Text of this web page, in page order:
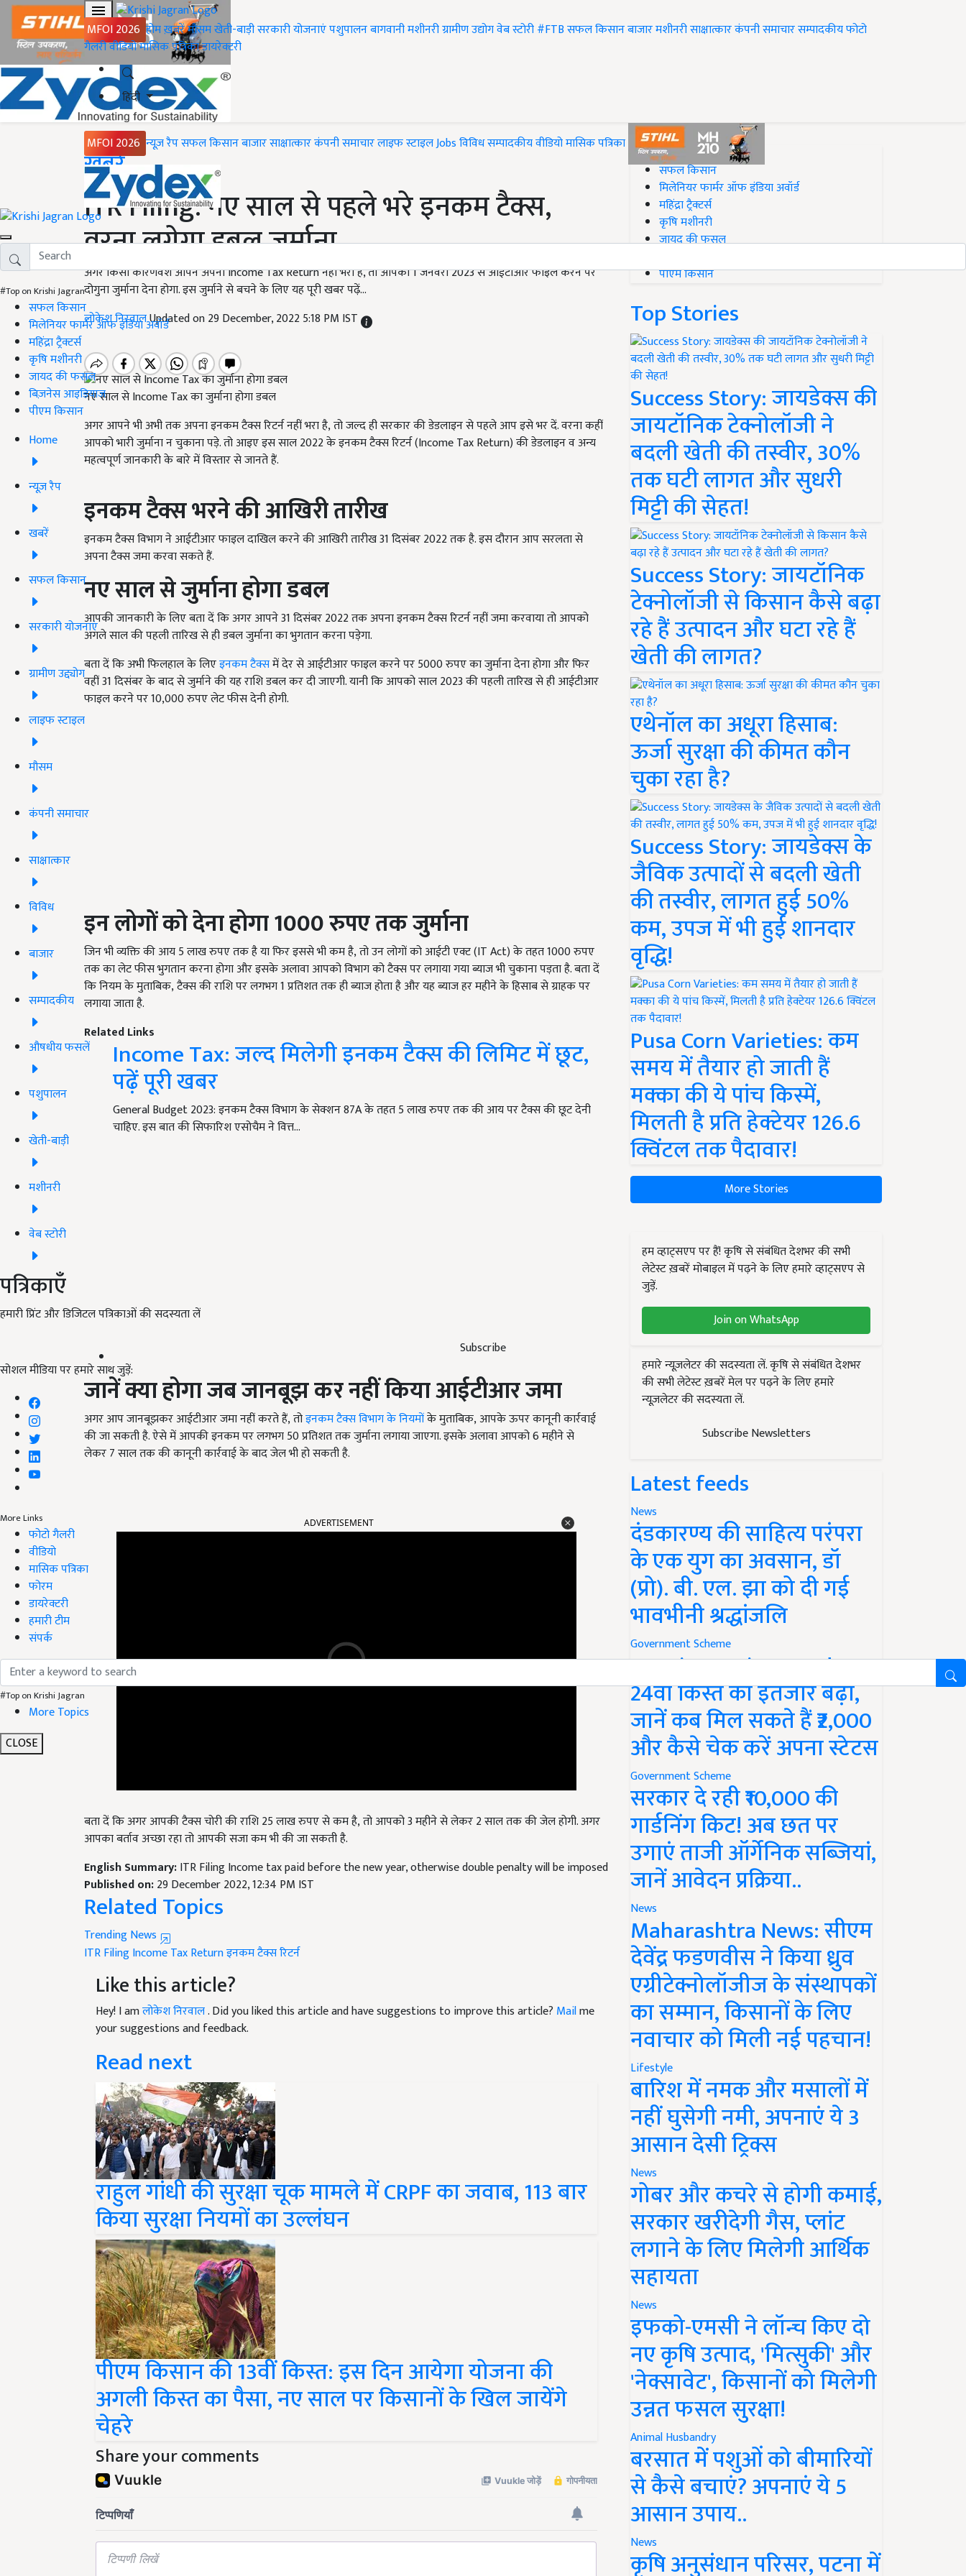
MFOI 2026 होमख़बरेंमौसमखेती-बाड़ीसरकारी योजनाएंपशुपालनबागवानीमशीनरीग्रामीण उद्योगवेब स्टोरी#FTBसफल किसानबाजारमशीनरीसाक्षात्कारकंपनी समाचारसम्पादकीयफोटो
गैलरीवीडियोमासिक पत्रिकाडायरेक्टरी
हिंदी
MFOI 2026 न्यूज़ रैपसफल किसानबाजारसाक्षात्कारकंपनी समाचारलाइफ स्टाइलJobsविविधसम्पादकीयवीडियोमासिक पत्रिका
#Top on Krishi Jagran
सफल किसान
मिलेनियर फार्मर ऑफ इंडिया अवॉर्ड
महिंद्रा ट्रैक्टर्स
कृषि मशीनरी
जायद की फसल
बिज़नेस आइडियाज
पीएम किसान
Home
न्यूज़ रैप
खबरें
सफल किसान
सरकारी योजनाएं
ग्रामीण उद्द्योग
लाइफ स्टाइल
मौसम
कंपनी समाचार
साक्षात्कार
विविध
बाजार
सम्पादकीय
औषधीय फसलें
पशुपालन
खेती-बाड़ी
मशीनरी
वेब स्टोरी
पत्रिकाएँ
हमारी प्रिंट और डिजिटल पत्रिकाओं की सदस्यता लें
Subscribe
सोशल मीडिया पर हमारे साथ जुड़ें:
More Links
फोटो गैलरी
वीडियो
मासिक पत्रिका
फोरम
डायरेक्टरी
हमारी टीम
संपर्क
#Top on Krishi Jagran
More Topics
CLOSE
Home
ख़बरें
ITR Filing: नए साल से पहले भरे इनकम टैक्स,
वरना लगेगा डबल जुर्माना
अगर किसी कारणवश आपने अपना Income Tax Return नहीं भरा है, तो आपको 1 जनवरी 2023 से आईटीआर फाइल करने पर
दोगुना जुर्माना देना होगा. इस जुर्माने से बचने के लिए यह पूरी खबर पढ़ें…
लोकेश निरवालUpdated on 29 December, 2022 5:18 PM IST
नए साल से Income Tax का जुर्माना होगा डबल
अगर आपने भी अभी तक अपना इनकम टैक्स रिटर्न नहीं भरा है, तो जल्द ही सरकार की डेडलाइन से पहले आप इसे भर दें. वरना कहीं
आपको भारी जुर्माना न चुकाना पड़े. तो आइए इस साल 2022के इनकम टैक्स रिटर्न (Income Tax Return) की डेडलाइन व अन्य
महत्वपूर्ण जानकारी के बारे में विस्तार से जानते हैं.
इनकम टैक्स भरने की आखिरी तारीख
इनकम टैक्स विभाग ने आईटीआर फाइल दाखिल करने की आखिरी तारीख 31दिसंबर2022तक है. इस दौरान आप सरलता से
अपना टैक्स जमा करवा सकते हैं.
नए साल से जुर्माना होगा डबल
आपकी जानकारी के लिए बता दें कि अगर आपने 31दिसंबर2022तक अपना इनकम टैक्स रिटर्न नहीं जमा करवाया तो आपको
अगले साल की पहली तारिख से ही डबल जुर्माना का भुगतान करना पड़ेगा.
बता दें कि अभी फिलहाल के लिएइनकम टैक्समें देर से आईटीआर फाइल करने पर 5000 रुपए का जुर्माना देना होगा और फिर
वहीं 31 दिसंबर के बाद से जुर्माने की यह राशि डबल कर दी जाएगी. यानी कि आपको साल 2023 की पहली तारिख से ही आईटीआर
फाइल करने पर 10,000 रुपए लेट फीस देनी होगी.
इन लोगों को देना होगा1000रुपए तक जुर्माना
जिन भी व्यक्ति की आय 5लाख रुपए तक है या फिर इससे भी कम है, तो उन लोगों को आईटी एक्ट (IT Act) के तहत 1000रुपए
तक का लेट फीस भुगतान करना होगा और इसके अलावा आपको विभाग को टैक्स पर लगाया गया ब्याज भी चुकाना पड़ता है. बता दें
कि नियम के मुताबिक, टैक्स की राशि पर लगभग 1प्रतिशत तक ही ब्याज होता है और यह ब्याज हर महीने के हिसाब सेग्राहक पर
लगाया जाता है.
Related Links
Income Tax: जल्द मिलेगी इनकम टैक्स की लिमिट में छूट,
पढ़ें पूरी खबर
General Budget 2023: इनकम टैक्स विभाग के सेक्शन 87A के तहत 5 लाख रुपए तक की आय पर टैक्स की छूट देनी
चाहिए. इस बात की सिफारिश एसोचैम ने वित्त…
जानें क्या होगा जब जानबूझ कर नहीं किया आईटीआर जमा
अगर आप जानबूझकर आईटीआर जमा नहीं करते हैं, तोइनकम टैक्स विभाग के नियमोंके मुताबिक, आपके ऊपर कानूनी कार्रवाई
की जा सकती है. ऐसे में आपकी इनकम पर लगभग 50प्रतिशत तक जुर्माना लगाया जाएगा. इसके अलावा आपको6महीने से
लेकर7साल तक की कानूनी कार्रवाई के बाद जेल भी हो सकती है.
आपका बर्ताव अच्छा रहा तो आपकी सजा कम भी की जा सकती है.
Published on:29 December 2022, 12:34 PM IST
Related Topics
Trending News
ITR Filing Income Tax Return
Like this article?
Hey! I amलोकेश निरवाल. Did you liked this article and have suggestions to improve this article?
your suggestions and feedback.
Read next
राहुल गांधी की सुरक्षा चूक मामले में CRPF का जवाब, 113 बार
किया सुरक्षा नियमों का उल्लंघन
पीएम किसान की 13वीं किस्त: इस दिन आयेगा योजना की
अगली किस्त का पैसा, नए साल पर किसानों के खिल जायेंगे
चेहरे
Share your comments
#Top on Krishi Jagran
सफल किसान
मिलेनियर फार्मर ऑफ इंडिया अवॉर्ड
महिंद्रा ट्रैक्टर्स
कृषि मशीनरी
जायद की फसल
पीएम किसान
Top Stories
Success Story: जायडेक्स की
जायटॉनिक टेक्नोलॉजी ने
बदली खेती की तस्वीर, 30%
तक घटी लागत और सुधरी
मिट्टी की सेहत!
Success Story: जायटॉनिक
टेक्नोलॉजी से किसान कैसे बढ़ा
रहे हैं उत्पादन और घटा रहे हैं
खेती की लागत?
एथेनॉल का अधूरा हिसाब:
ऊर्जा सुरक्षा की कीमत कौन
चुका रहा है?
Success Story: जायडेक्स के
जैविक उत्पादों से बदली खेती
की तस्वीर, लागत हुई 50%
कम, उपज में भी हुई शानदार
वृद्धि!
Pusa Corn Varieties: कम
समय में तैयार हो जाती हैं
मक्का की ये पांच किस्में,
मिलती है प्रति हेक्टेयर 126.6
क्विंटल तक पैदावार!
More Stories
हम व्हाट्सएप पर हैं! कृषि से संबंधित देशभर की सभी
लेटेस्ट ख़बरें मोबाइल में पढ़ने के लिए हमारे व्हाट्सएप से
जुड़ें.
Join on WhatsApp
हमारे न्यूज़लेटर की सदस्यता लें. कृषि से संबंधित देशभर
की सभी लेटेस्ट ख़बरें मेल पर पढ़ने के लिए हमारे
न्यूज़लेटर की सदस्यता लें.
Subscribe Newsletters
Latest feeds
News
दंडकारण्य की साहित्य परंपरा
के एक युग का अवसान, डॉ
(प्रो). बी. एल. झा को दी गई
भावभीनी श्रद्धांजलि
Government Scheme
PM Kisan Yojana Update:
24वीं किस्त का इंतजार बढ़ा,
जानें कब मिल सकते हैं ₹2,000
और कैसे चेक करें अपना स्टेटस
Government Scheme
सरकार दे रही ₹10,000 की
गार्डनिंग किट! अब छत पर
उगाएं ताजी ऑर्गेनिक सब्जियां,
जानें आवेदन प्रक्रिया..
News
Maharashtra News: सीएम
देवेंद्र फडणवीस ने किया ध्रुव
एग्रीटेक्नोलॉजीज के संस्थापकों
का सम्मान, किसानों के लिए
नवाचार को मिली नई पहचान!
Lifestyle
बारिश में नमक और मसालों में
नहीं घुसेगी नमी, अपनाएं ये 3
आसान देसी ट्रिक्स
News
गोबर और कचरे से होगी कमाई,
सरकार खरीदेगी गैस, प्लांट
लगाने के लिए मिलेगी आर्थिक
सहायता
News
इफको-एमसी ने लॉन्च किए दो
नए कृषि उत्पाद, 'मित्सुकी' और
'नेक्सावेट', किसानों को मिलेगी
उन्नत फसल सुरक्षा!
Animal Husbandry
बरसात में पशुओं को बीमारियों
से कैसे बचाएं? अपनाएं ये 5
आसान उपाय..
News
कृषि अनुसंधान परिसर, पटना में